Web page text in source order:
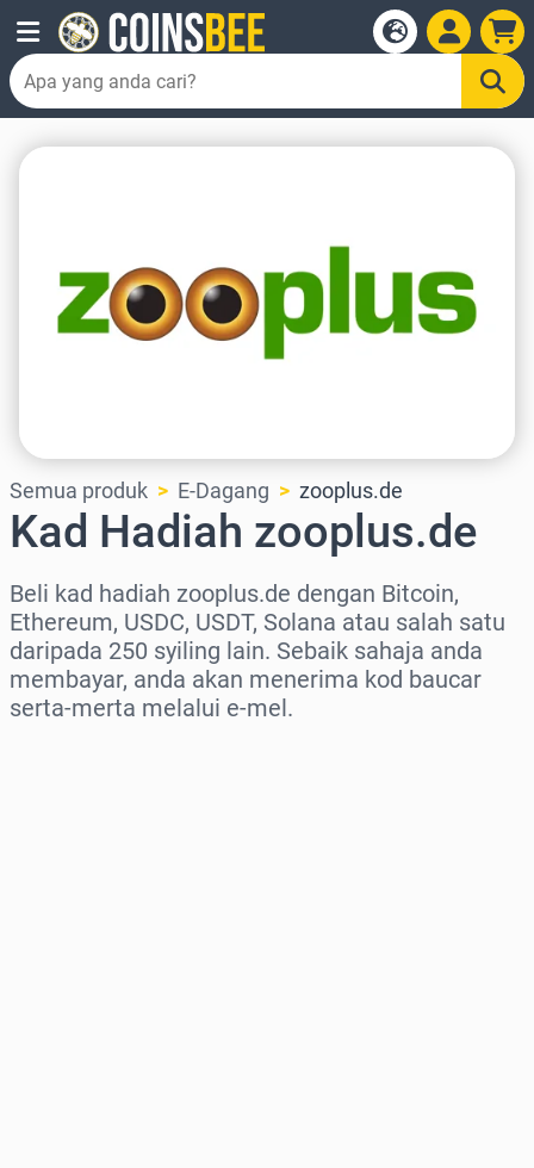
Semua produk E-Dagang zooplus.de
Kad Hadiah zooplus.de
Beli kad hadiah zooplus.de dengan Bitcoin,
Ethereum, USDC, USDT, Solana atau salah satu
daripada 250 syiling lain. Sebaik sahaja anda
membayar, anda akan menerima kod baucar
serta-merta melalui e-mel.